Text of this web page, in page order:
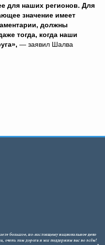
для наших регионов. Для
значение имеет
должны
тогда, когда наши
— заявил Шалва